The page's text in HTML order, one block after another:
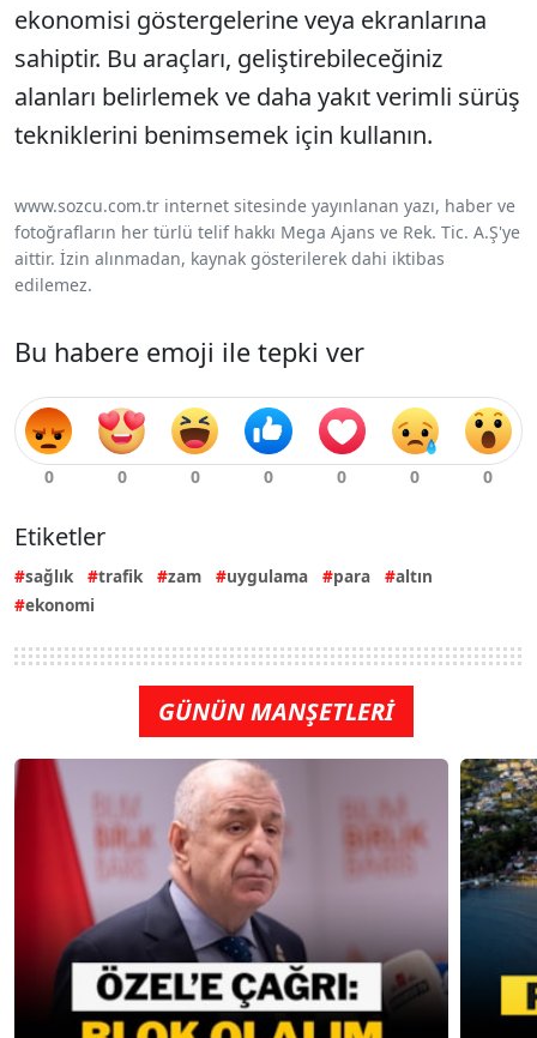
ekonomisi göstergelerine veya ekranlarına
sahiptir. Bu araçları, geliştirebileceğiniz
alanları belirlemek ve daha yakıt verimli sürüş
tekniklerini benimsemek için kullanın.
www.sozcu.com.tr internet sitesinde yayınlanan yazı, haber ve
fotoğrafların her türlü telif hakkı Mega Ajans ve Rek. Tic. A.Ş'ye
aittir. İzin alınmadan, kaynak gösterilerek dahi iktibas
edilemez.
Bu habere emoji ile tepki ver
Etiketler
sağlık trafik zam uygulama para
altın
ekonomi
GÜNÜN MANŞETLERİ